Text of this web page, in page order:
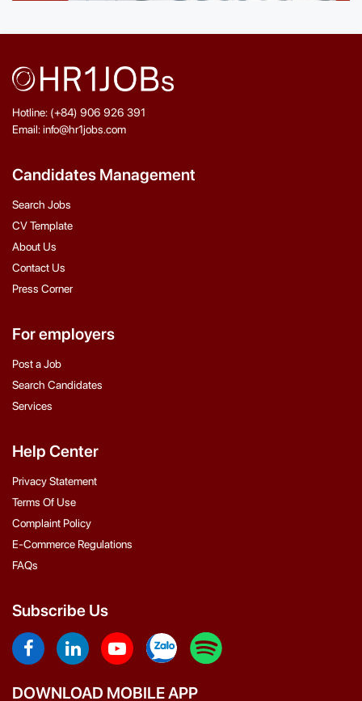
Hotline: (+84) 906 926 391
Email: info@hr1jobs.com
Candidates Management
Search Jobs
CV Template
About Us
Contact Us
Press Corner
For employers
Post a Job
Search Candidates
Services
Help Center
Privacy Statement
Terms Of Use
Complaint Policy
E-Commerce Regulations
FAQs
Subscribe Us
DOWNLOAD MOBILE APP